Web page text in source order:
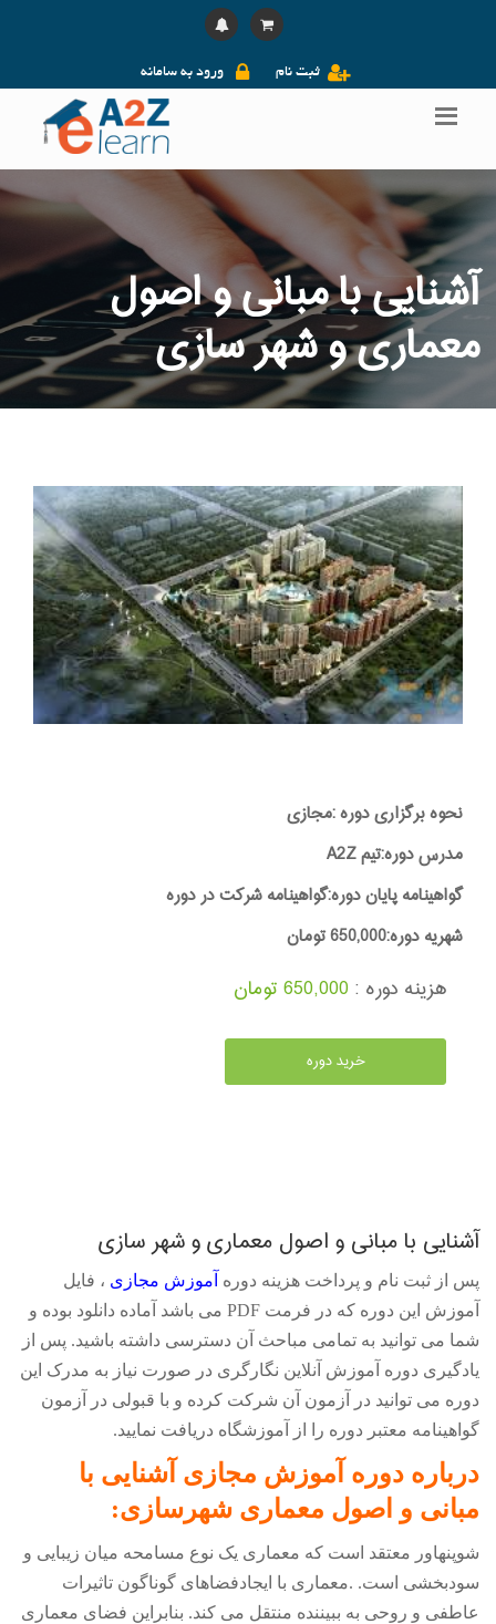
ورود به سامانه ثبت نام
آشنایی با مبانی و اصول
معماری و شهر سازی
نحوه برگزاری دوره :مجازی
مدرس دوره:تیم A2Z
گواهینامه پایان دوره:گواهینامه شرکت در دوره
شهریه دوره:650,000 تومان
هزینه دوره : 650,000 تومان
خرید دوره
آشنایی با مبانی و اصول معماری و شهر سازی
پس از ثبت نام و پرداخت هزینه دوره آموزش مجازی ، فایل
آموزش این دوره که در فرمت PDF می باشد آماده دانلود بوده و
شما می توانید به تمامی مباحث آن دسترسی داشته باشید. پس از
یادگیری دوره آموزش آنلاین نگارگری در صورت نیاز به مدرک این
دوره می توانید در آزمون آن شرکت کرده و با قبولی در آزمون
گواهینامه معتبر دوره را از آموزشگاه دریافت نمایید.
درباره دوره آموزش مجازی آشنایی با
مبانی و اصول معماری شهرسازی:
شوپنهاور معتقد است که معماری یک نوع مسامحه میان زیبایی و
سودبخشی است. .معماری با ایجادفضاهای گوناگون تاثیرات
عاطفی و روحی به ببیننده منتقل می کند. بنابراین فضای معماری